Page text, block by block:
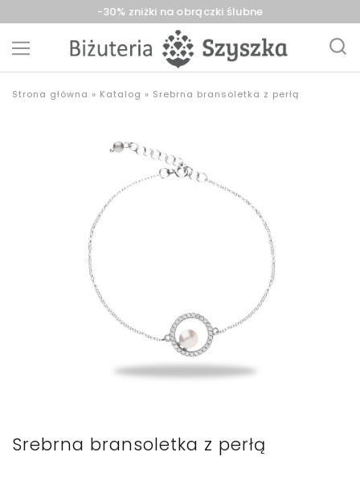
-30% zniżki na obrączki ślubne
Szyszka
z
Strona główna » Katalog » Srebrna bransoletka z perłą
Srebrna bransoletka z perłą